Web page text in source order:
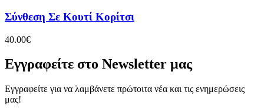
Σύνθεση Σε Κουτί Κορίτσι
40.00€
Εγγραφείτε στο Newsletter μας
Εγγραφείτε για να λαμβάνετε πρώτοιτα νέα και τις ενημερώσεις
μας!